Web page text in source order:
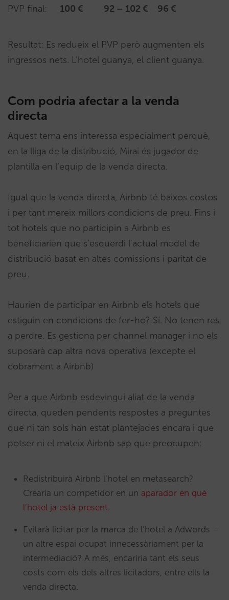
PVP final: 100 € 92 – 102 € 96 €
Resultat: Es redueix el PVP però augmenten els
ingressos nets. L’hotel guanya, el client guanya.
Com podria afectar a la venda
directa
Aquest tema ens interessa especialment perquè,
en la lliga de la distribució, Mirai és jugador de
plantilla en l’equip de la venda directa.
Igual que la venda directa, Airbnb té baixos costos
i per tant mereix millors condicions de preu. Fins i
tot hotels que no participin a Airbnb es
beneficiarien que s’esquerdi l’actual model de
distribució basat en altes comissions i paritat de
preu.
Haurien de participar en Airbnb els hotels que
estiguin en condicions de fer-ho? Sí. No tenen res
a perdre. Es gestiona per channel manager i no els
suposarà cap altra nova operativa (excepte el
cobrament a Airbnb)
Per a que Airbnb esdevingui aliat de la venda
directa, queden pendents respostes a preguntes
que ni tan sols han estat plantejades encara i que
potser ni el mateix Airbnb sap que preocupen:
Redistribuirà Airbnb l’hotel en metasearch?
Crearia un competidor en un aparador en què
l’hotel ja està present
Evitarà licitar per la marca de l’hotel a Adwords –
un altre espai ocupat innecessàriament per la
intermediació? A més, encariria tant els seus
costs com els dels altres licitadors, entre ells la
venda directa.